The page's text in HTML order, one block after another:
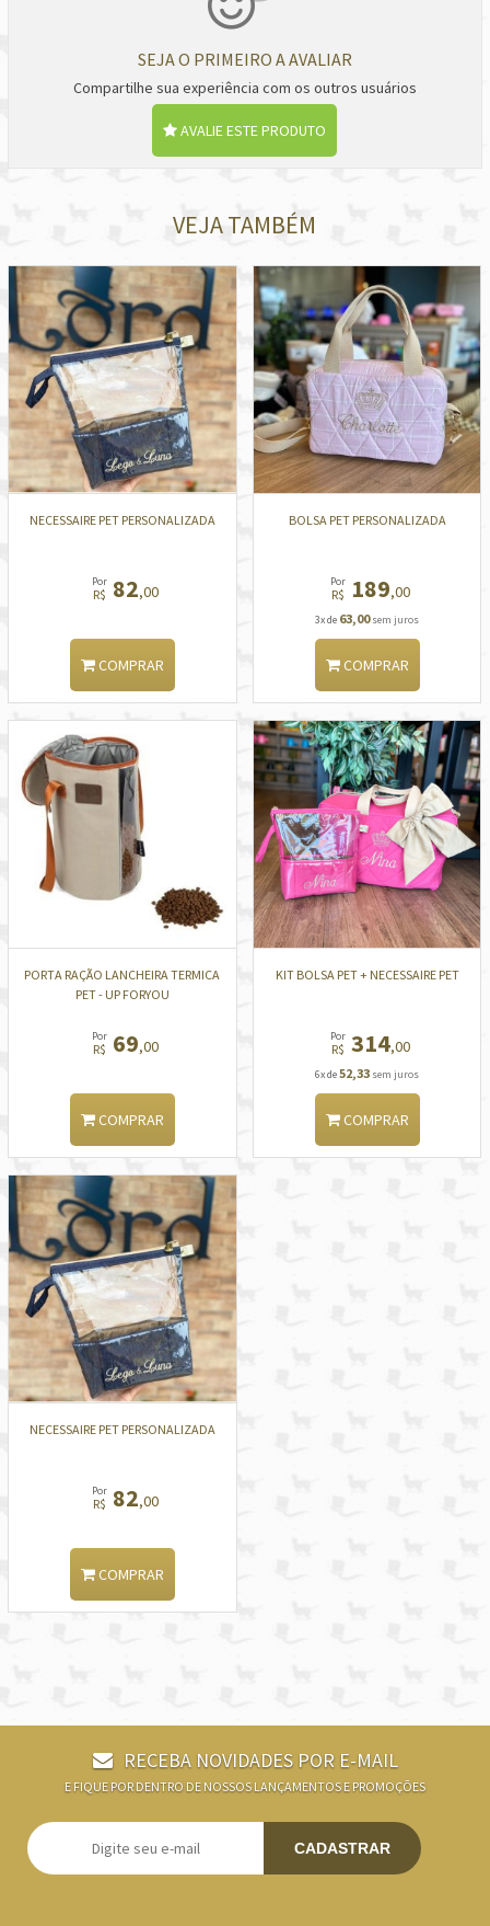
SEJA O PRIMEIRO A AVALIAR
Compartilhe sua experiência com os outros usuários
AVALIE ESTE PRODUTO
VEJA TAMBÉM
NECESSAIRE PET PERSONALIZADA
Por
R$ 82,00
COMPRAR
BOLSA PET PERSONALIZADA
Por
R$ 189,00
3x de 63,00sem juros
COMPRAR
PORTA RAÇÃO LANCHEIRA TERMICA
PET - UP FORYOU
Por
R$ 69,00
COMPRAR
KIT BOLSA PET + NECESSAIRE PET
Por
R$ 314,00
6x de52,33 sem juros
COMPRAR
NECESSAIRE PET PERSONALIZADA
Por
R$ 82,00
COMPRAR
RECEBA NOVIDADES POR E-MAIL
E FIQUE POR DENTRO DE NOSSOS LANÇAMENTOS E PROMOÇÕES
CADASTRAR